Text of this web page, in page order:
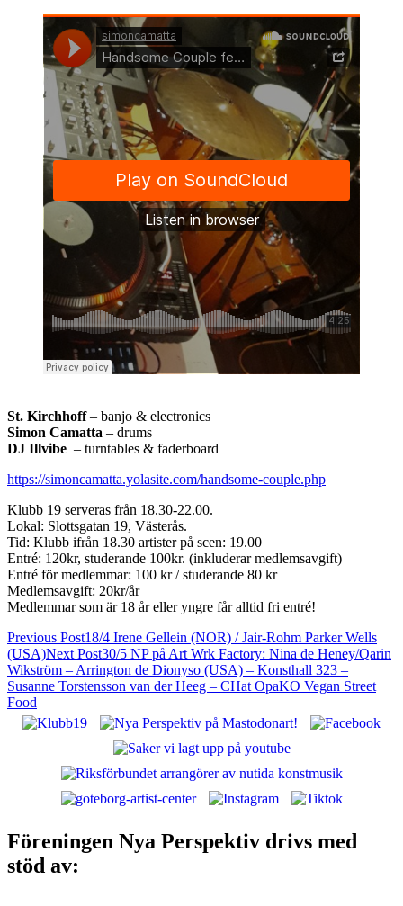
St. Kirchhoff– banjo & electronics
Simon Camatta – drums
DJ Illvibe – turntables & faderboard
https://simoncamatta.yolasite.com/handsome-couple.php
Klubb 19 serveras från 18.30-22.00.
Lokal: Slottsgatan 19, Västerås.
Tid: Klubb ifrån 18.30 artister på scen: 19.00
Entré: 120kr, studerande 100kr. (inkluderar medlemsavgift)
Entré för medlemmar: 100 kr / studerande 80 kr
Medlemsavgift: 20kr/år
Medlemmar som är 18 år eller yngre får alltid fri entré!
Post
navigation
Previous Post18/4 Irene Gellein (NOR) / Jair-Rohm Parker Wells
(USA)Next Post30/5 NP på Art Wrk Factory: Nina de Heney/Qarin
Wikström – Arrington de Dionyso (USA) – Konsthall 323 –
Susanne Torstensson van der Heeg – CHat OpaKO Vegan Street
Food
Nya Perspektiv: Västerås alternativa
musikscen!
Föreningen Nya Perspektiv drivs med
stöd av: